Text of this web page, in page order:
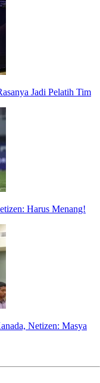
Jadi Pelatih Tim
Harus Menang!
Netizen: Masya